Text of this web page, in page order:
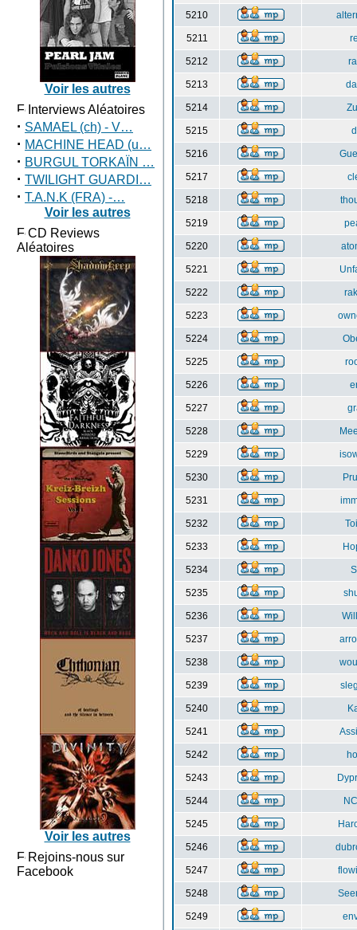
Voir les autres
Interviews Aléatoires
· SAMAEL (ch) - V…
· MACHINE HEAD (u…
· BURGUL TORKAÏN …
· TWILIGHT GUARDI…
· T.A.N.K (FRA) -…
Voir les autres
CD Reviews
Aléatoires
Voir les autres
Rejoins-nous sur
Facebook
5210
5211
5212
5213
5214
5215
5216
5217
5218
5219
5220
5221
5222
5223
5224
5225
5226
5227
5228
5229
5230
5231
5232
5233
5234
5235
5236
5237
5238
5239
5240
5241
5242
5243
5244
5245
5246
5247
5248
5249